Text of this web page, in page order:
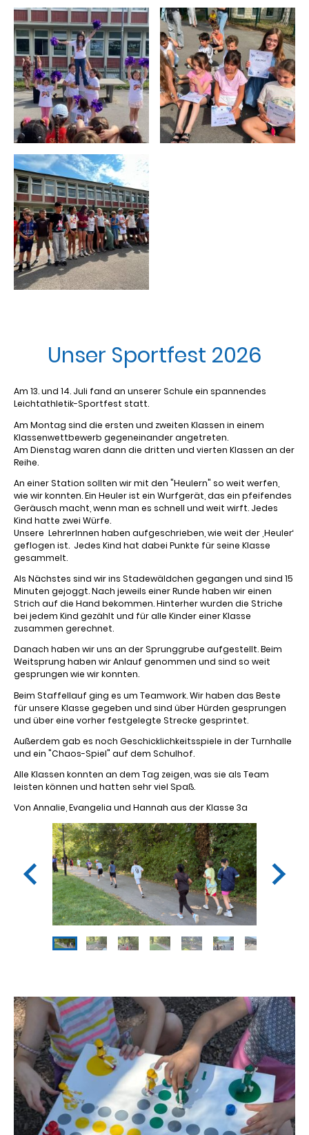
Unser Sportfest 2026
Am 13. und 14. Juli fand an unserer Schule ein spannendes
Leichtathletik-Sportfest statt.
Am Montag sind die ersten und zweiten Klassen in einem
Klassenwettbewerb gegeneinander angetreten.
Am Dienstag waren dann die dritten und vierten Klassen an der
Reihe.
An einer Station sollten wir mit den "Heulern" so weit werfen,
wie wir konnten. Ein Heuler ist ein Wurfgerät, das ein pfeifendes
Geräusch macht, wenn man es schnell und weit wirft. Jedes
Kind hatte zwei Würfe.
Unsere LehrerInnen haben aufgeschrieben, wie weit der ‚Heuler‘
geflogen ist. Jedes Kind hat dabei Punkte für seine Klasse
gesammelt.
Als Nächstes sind wir ins Stadewäldchen gegangen und sind 15
Minuten gejoggt. Nach jeweils einer Runde haben wir einen
Strich auf die Hand bekommen. Hinterher wurden die Striche
bei jedem Kind gezählt und für alle Kinder einer Klasse
zusammen gerechnet.
Danach haben wir uns an der Sprunggrube aufgestellt. Beim
Weitsprung haben wir Anlauf genommen und sind so weit
gesprungen wie wir konnten.
Beim Staffellauf ging es um Teamwork. Wir haben das Beste
für unsere Klasse gegeben und sind über Hürden gesprungen
und über eine vorher festgelegte Strecke gesprintet.
Außerdem gab es noch Geschicklichkeitsspiele in der Turnhalle
und ein "Chaos-Spiel" auf dem Schulhof.
Alle Klassen konnten an dem Tag zeigen, was sie als Team
leisten können und hatten sehr viel Spaß.
Von Annalie, Evangelia und Hannah aus der Klasse 3a